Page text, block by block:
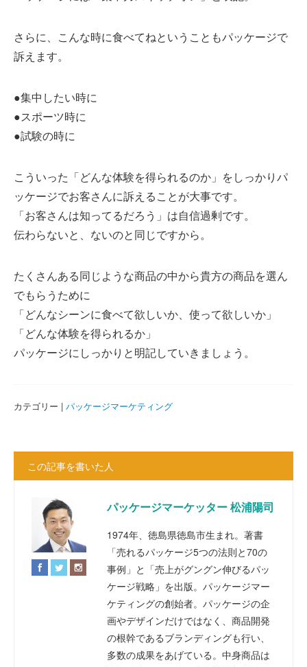
さらに、こんな時に食べてねということもパッケージで
訴えます。
●集中したい時に
●スポーツ時に
●試験の時に
こういった「どんな体験を得られるのか」をしっかりパ
ッケージでお客さんに訴えることが大事です。
「お客さんは知ってるだろう」は自信過剰です。
伝わらないと、ないのと同じですから。
たくさんある同じような商品の中から貴方の商品を選ん
でもらうために
「どんなシーンに食べて欲しいか、使って欲しいか」
「どんな体験を得られるか」
パッケージにしっかりと明記していきましょう。
カテゴリー | パッケージマーケティング
この記事を書いた人
パッケージマーケッター 松浦陽司
1974年、徳島県徳島市生まれ。著書
「売れるパッケージ5つの法則と70の
事例」と「売上がグングン伸びるパッ
ケージ戦略」を出版。パッケージマー
ケティングの創始者。パッケージの企
画やデザインだけではなく、商品開発
の根幹であるブランディングも行い、
多数の成果をあげている。中身商品は